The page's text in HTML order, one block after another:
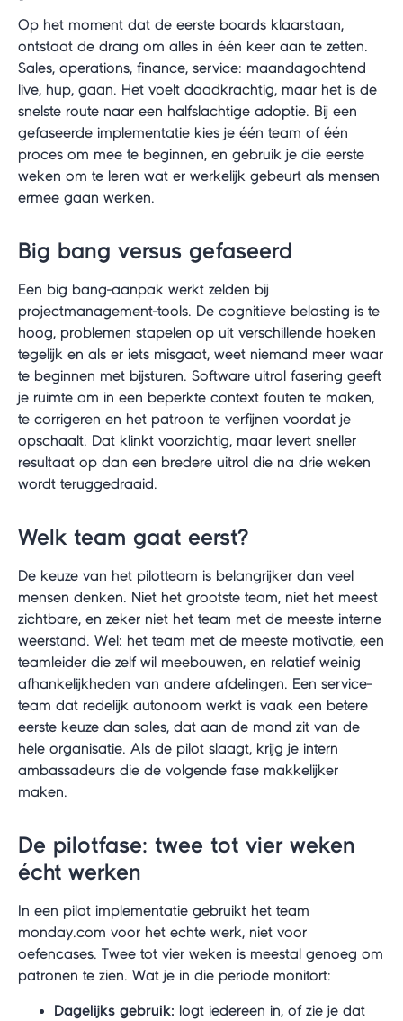
Op het moment dat de eerste boards klaarstaan,
ontstaat de drang om alles in één keer aan te zetten.
Sales, operations, finance, service: maandagochtend
live, hup, gaan. Het voelt daadkrachtig, maar het is de
snelste route naar een halfslachtige adoptie. Bij een
gefaseerde implementatie kies je één team of één
proces om mee te beginnen, en gebruik je die eerste
weken om te leren wat er werkelijk gebeurt als mensen
ermee gaan werken.
Big bang versus gefaseerd
Een big bang-aanpak werkt zelden bij
projectmanagement-tools. De cognitieve belasting is te
hoog, problemen stapelen op uit verschillende hoeken
tegelijk en als er iets misgaat, weet niemand meer waar
te beginnen met bijsturen. Software uitrol fasering geeft
je ruimte om in een beperkte context fouten te maken,
te corrigeren en het patroon te verfijnen voordat je
opschaalt. Dat klinkt voorzichtig, maar levert sneller
resultaat op dan een bredere uitrol die na drie weken
wordt teruggedraaid.
Welk team gaat eerst?
De keuze van het pilotteam is belangrijker dan veel
mensen denken. Niet het grootste team, niet het meest
zichtbare, en zeker niet het team met de meeste interne
weerstand. Wel: het team met de meeste motivatie, een
teamleider die zelf wil meebouwen, en relatief weinig
afhankelijkheden van andere afdelingen. Een service-
team dat redelijk autonoom werkt is vaak een betere
eerste keuze dan sales, dat aan de mond zit van de
hele organisatie. Als de pilot slaagt, krijg je intern
ambassadeurs die de volgende fase makkelijker
maken.
De pilotfase: twee tot vier weken
écht werken
In een pilot implementatie gebruikt het team
monday.com voor het echte werk, niet voor
oefencases. Twee tot vier weken is meestal genoeg om
patronen te zien. Wat je in die periode monitort:
Dagelijks gebruik: logt iedereen in, of zie je dat